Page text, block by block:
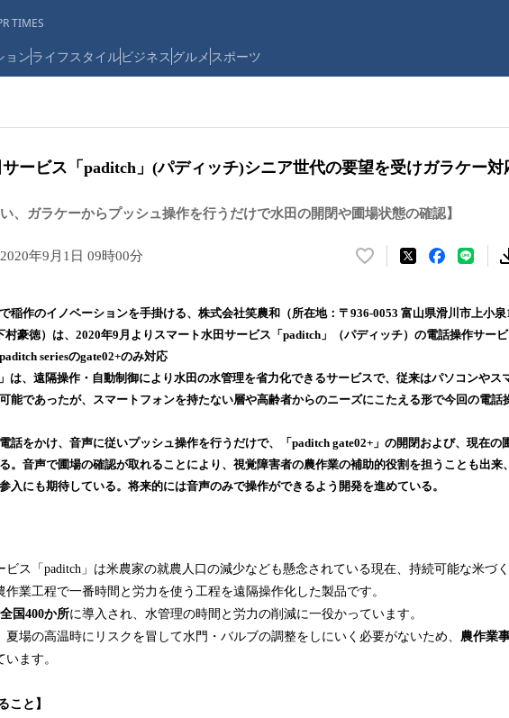
TIMES
ョンライフスタイルビジネス グルメ スポーツ
ービス「paditch」(パディッチ)シニア世代の要望を受けガラケー対
い、ガラケーからプッシュ操作を行うだけで水田の開閉や圃場状態の確認】
2020年9月1日 09時00分
い
！
数
読
み
中
で
す
稲作のイノベーションを手掛ける、株式会社笑農和（所在地：〒936-0053 富山県滑川市上小泉
村豪徳）は、2020年9月よりスマート水田サービス「paditch」（パディッチ）の電話操作サー
seriesのgate02+のみ対応
」は、遠隔操作・自動制御により水田の水管理を省力化できるサービスで、従来はパソコンやス
能であったが、スマートフォンを持たない層や高齢者からのニーズにこたえる形で今回の電話
話をかけ、音声に従いプッシュ操作を行うだけで、「paditch gate02+」の開閉および、現在の
。音声で圃場の確認が取れることにより、視覚障害者の農作業の補助的役割を担うことも出来
入にも期待している。将来的には音声のみで操作ができるよう開発を進めている。
ビス「paditch」は米農家の就農人口の減少なども懸念されている現在、持続可能な米づ
作業工程で一番時間と労力を使う工程を遠隔操作化した製品です。
全国400か所に導入され、水管理の時間と労力の削減に一役かっています。
夏場の高温時にリスクを冒して水門・バルブの調整をしにいく必要がないため、 農作業
ます。
こと】